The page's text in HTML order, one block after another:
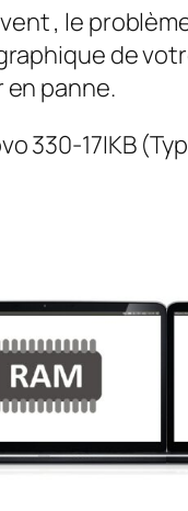
, le
de
en panne.
330-17IKB